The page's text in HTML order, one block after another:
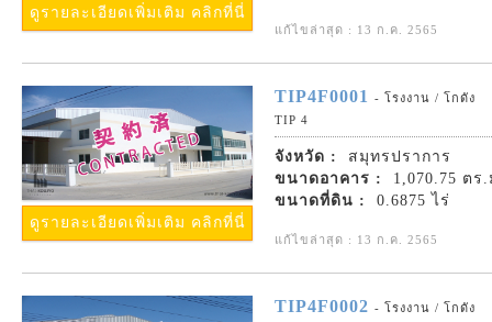
ดูรายละเอียดเพิ่มเติม คลิกที่นี่
แก้ไขล่าสุด : 13 ก.ค. 2565
ดูรายละเอียดเพิ่มเติม คลิกที่นี่
TIP4F0001
- โรงงาน / โกดัง
TIP 4
จังหวัด :
สมุทรปราการ
ขนาดอาคาร :
1,070.75 ตร
ขนาดที่ดิน :
0.6875 ไร่
แก้ไขล่าสุด : 13 ก.ค. 2565
TIP4F0002 - โรงงาน / โกดัง